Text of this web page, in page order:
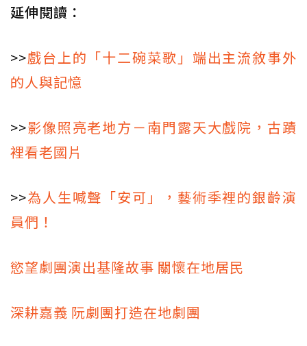
延伸閱讀：
>>戲台上的「十二碗菜歌」端出主流敘事外
的人與記憶
>>影像照亮老地方－南門露天大戲院，古蹟
裡看老國片
>>為人生喊聲「安可」，藝術季裡的銀齡演
員們！
慾望劇團演出基隆故事 關懷在地居民
深耕嘉義 阮劇團打造在地劇團